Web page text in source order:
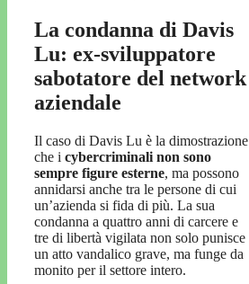
La condanna di Davis
Lu: ex-sviluppatore
sabotatore del network
aziendale
Il caso di Davis Lu è la dimostrazione
che i cybercriminali non sono
sempre figure esterne, ma possono
annidarsi anche tra le persone di cui
un’azienda si fida di più. La sua
condanna a quattro anni di carcere e
tre di libertà vigilata non solo punisce
un atto vandalico grave, ma funge da
monito per il settore intero.